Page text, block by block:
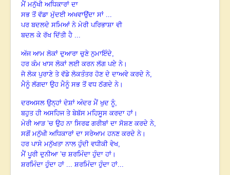
ਮੈਂ ਮਨੁੱਖੀ ਅਧਿਕਾਰਾਂ ਦਾ
ਸਭ ਤੋਂ ਵੱਡਾ ਮੁੱਦਈ ਅਖਵਾਉਂਦਾ ਸਾਂ ...
ਪਰ ਬਦਲਦੇ ਸਮਿਆਂ ਨੇ ਮੇਰੀ ਪਰਿਭਾਸ਼ਾ ਵੀ
ਬਦਲ ਕੇ ਰੱਖ ਦਿੱਤੀ ਹੈ ...
ਅੱਜ ਆਮ ਲੋਕਾਂ ਦੁਆਰਾ ਚੁਣੇ ਨੁਮਾਇੰਦੇ,
ਹਰ ਕੰਮ ਖਾਸ ਲੋਕਾਂ ਲਈ ਕਰਨ ਲੱਗ ਪਏ ਨੇ।
ਜੋ ਲੋਕ ਪੁਰਾਣੇ ਤੇ ਵੱਡੇ ਲੋਕਤੰਤਰ ਹੋਣ ਦੇ ਦਾਅਵੇ ਕਰਦੇ ਨੇ,
ਮੈਨੂੰ ਲੱਗਦਾ ਉਹ ਮੈਨੂੰ ਸਭ ਤੋਂ ਵਧ ਠੱਗਦੇ ਨੇ।
ਦਰਅਸਲ ਉਨ੍ਹਾਂ ਦੇਸ਼ਾਂ ਅੰਦਰ ਮੈਂ ਖੁਦ ਨੂੰ,
ਬਹੁਤ ਹੀ ਅਸਹਿਜ ਤੇ ਬੇਬੱਸ ਮਹਿਸੂਸ ਕਰਦਾ ਹਾਂ।
ਮੇਰੀ ਆੜ ’ਚ ਉਹ ਨਾ ਸਿਰਫ ਗਰੀਬਾਂ ਦਾ ਸੋਸ਼ਣ ਕਰਦੇ ਨੇ,
ਸਗੋਂ ਮਨੁੱਖੀ ਅਧਿਕਾਰਾਂ ਦਾ ਸਰੇਆਮ ਹਨਣ ਕਰਦੇ ਨੇ।
ਹਰ ਪਾਸੇ ਮਨੁੱਖਤਾ ਨਾਲ ਹੁੰਦੀ ਵਧੀਕੀ ਵੇਖ,
ਮੈਂ ਪੂਰੀ ਦੁਨੀਆ ’ਚ ਸ਼ਰਮਿੰਦਾ ਹੁੰਦਾ ਹਾਂ।
ਸ਼ਰਮਿੰਦਾ ਹੁੰਦਾ ਹਾਂ ... ਸ਼ਰਮਿੰਦਾ ਹੁੰਦਾ ਹਾਂ...